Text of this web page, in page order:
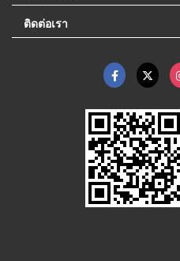
ติดต่อเรา